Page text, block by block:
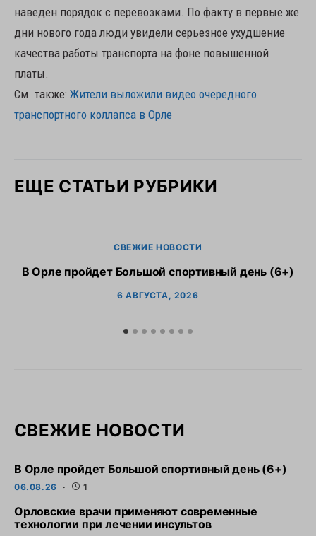
наведен порядок с перевозками. По факту в первые же
дни нового года люди увидели серьезное ухудшение
качества работы транспорта на фоне повышенной
платы.
См. также: Жители выложили видео очередного
транспортного коллапса в Орле
ЕЩЕ СТАТЬИ РУБРИКИ
СВЕЖИЕ НОВОСТИ
В Орле пройдет Большой спортивный день (6+)
6 АВГУСТА, 2026
СВЕЖИЕ НОВОСТИ
В Орле пройдет Большой спортивный день (6+)
06.08.26 1
Орловские врачи применяют современные
технологии при лечении инсультов